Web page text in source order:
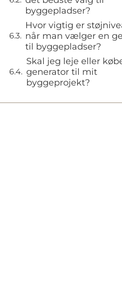
byggepladser?
Hvor vigtig er
når man vælger en
til byggepladser?
Skal jeg leje eller
generator til mit
byggeprojekt?